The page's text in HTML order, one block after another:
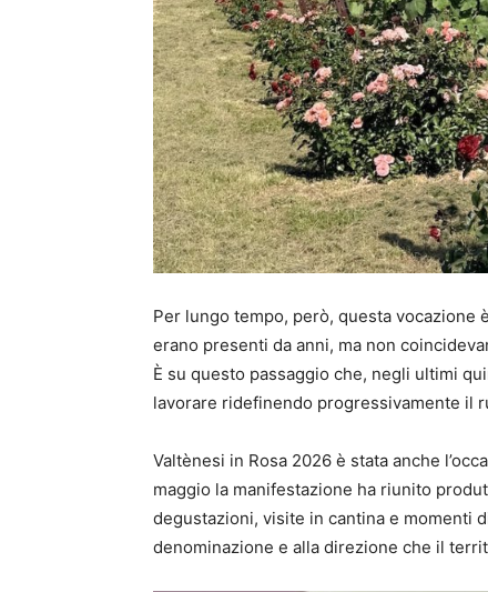
Per lungo tempo, però, questa vocazione
erano presenti da anni, ma non
È su questo passaggio che, negli ultimi
lavorare ridefinendo progressivamente il
Valtènesi in Rosa 2026 è stata anche
maggio la manifestazione ha riunito
degustazioni, visite in cantina e momenti
denominazione e alla direzione che il